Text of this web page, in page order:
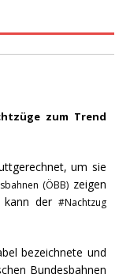
zum Trend
um sie
(ÖBB) zeigen
kann der #Nachtzug
bezeichnete und
Bundesbahnen